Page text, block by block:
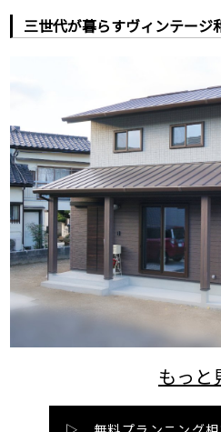
三世代が暮らすヴィンテージ